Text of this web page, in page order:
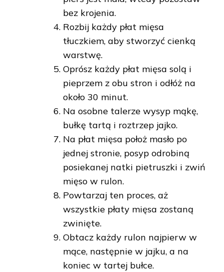
bez krojenia.
Rozbij każdy płat mięsa
tłuczkiem, aby stworzyć cienką
warstwę.
Oprósz każdy płat mięsa solą i
pieprzem z obu stron i odłóż na
około 30 minut.
Na osobne talerze wysyp mąkę,
bułkę tartą i roztrzep jajko.
Na płat mięsa położ masło po
jednej stronie, posyp odrobiną
posiekanej natki pietruszki i zwiń
mięso w rulon.
Powtarzaj ten proces, aż
wszystkie płaty mięsa zostaną
zwinięte.
Obtacz każdy rulon najpierw w
mące, następnie w jajku, a na
koniec w tartej bułce.